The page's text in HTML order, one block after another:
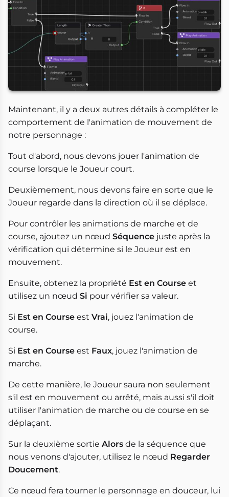
Maintenant, il y a deux autres détails à compléter le
comportement de l'animation de mouvement de
notre personnage :
Tout d'abord, nous devons jouer l'animation de
course lorsque le Joueur court.
Deuxièmement, nous devons faire en sorte que le
Joueur regarde dans la direction où il se déplace.
Pour contrôler les animations de marche et de
course, ajoutez un nœud Séquence juste après la
vérification qui détermine si le Joueur est en
mouvement.
Ensuite, obtenez la propriété Est en Course et
utilisez un nœud Si pour vérifier sa valeur.
Si Est en Course est Vrai, jouez l'animation de
course.
Si Est en Course est Faux, jouez l'animation de
marche.
De cette manière, le Joueur saura non seulement
s'il est en mouvement ou arrêté, mais aussi s'il doit
utiliser l'animation de marche ou de course en se
déplaçant.
Sur la deuxième sortie Alors de la séquence que
nous venons d'ajouter, utilisez le nœud Regarder
Doucement.
Ce nœud fera tourner le personnage en douceur, lui